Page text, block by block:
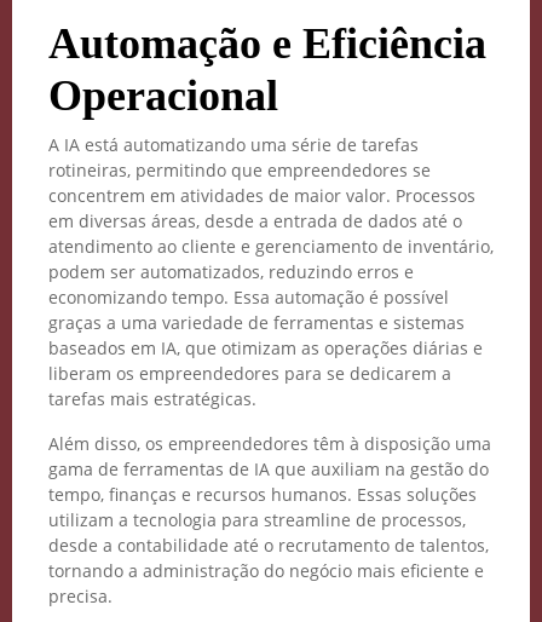
Automação e Eficiência
Operacional
A IA está automatizando uma série de tarefas
rotineiras, permitindo que empreendedores se
concentrem em atividades de maior valor. Processos
em diversas áreas, desde a entrada de dados até o
atendimento ao cliente e gerenciamento de inventário,
podem ser automatizados, reduzindo erros e
economizando tempo. Essa automação é possível
graças a uma variedade de ferramentas e sistemas
baseados em IA, que otimizam as operações diárias e
liberam os empreendedores para se dedicarem a
tarefas mais estratégicas.
Além disso, os empreendedores têm à disposição uma
gama de ferramentas de IA que auxiliam na gestão do
tempo, finanças e recursos humanos. Essas soluções
utilizam a tecnologia para streamline de processos,
desde a contabilidade até o recrutamento de talentos,
tornando a administração do negócio mais eficiente e
precisa.